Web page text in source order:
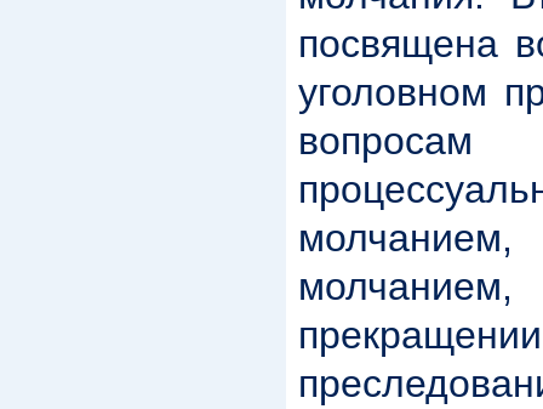
посвящена
уголовном